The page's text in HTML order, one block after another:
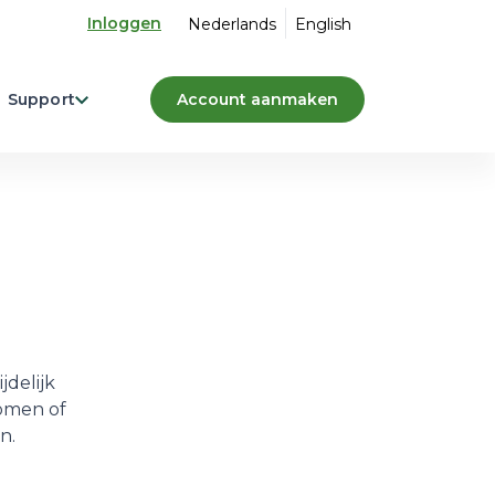
Inloggen Nederlands English
Support Account aanmaken
of